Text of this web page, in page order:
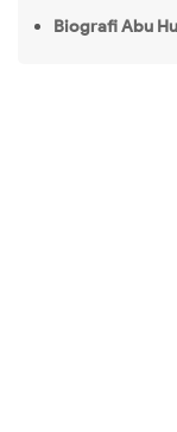
Biografi Abu